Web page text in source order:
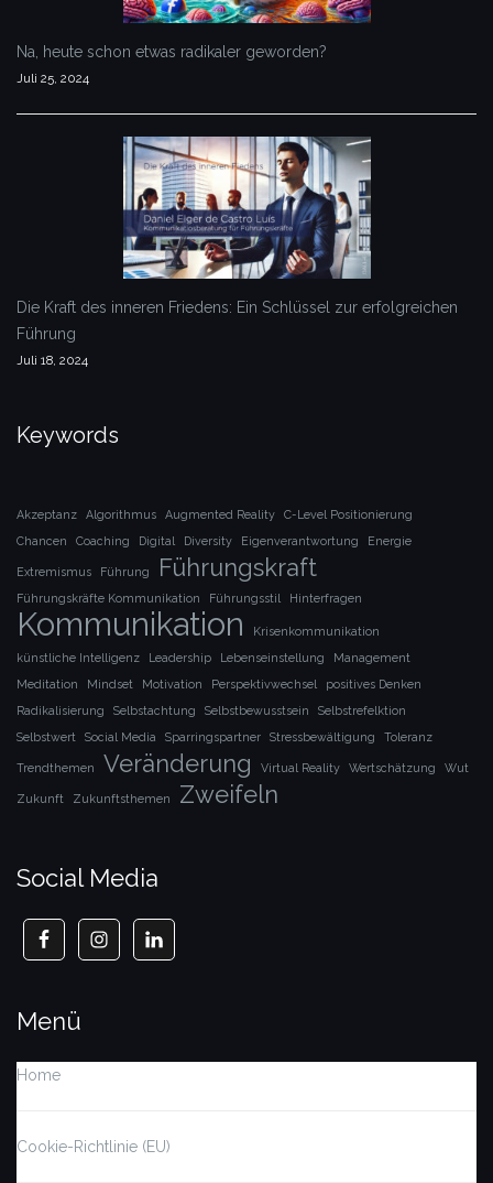
Na, heute schon etwas radikaler geworden?
Juli 25, 2024
Die Kraft des inneren Friedens: Ein Schlüssel zur erfolgreichen
Führung
Juli 18, 2024
Keywords
Akzeptanz Algorithmus Augmented Reality
C-Level Positionierung
Chancen
Coaching Digital Diversity Eigenverantwortung Energie
Extremismus Führung Führungskraft
Führungskräfte Kommunikation Führungsstil Hinterfragen
Kommunikation
Krisenkommunikation
künstliche Intelligenz
Leadership Lebenseinstellung
Management
Meditation
Mindset Motivation Perspektivwechsel
positives Denken
Radikalisierung
Selbstachtung Selbstbewusstsein
Selbstrefelktion
Selbstwert
Social Media Sparringspartner Stressbewältigung Toleranz
Trendthemen Veränderung Virtual Reality Wertschätzung Wut
Zukunft Zukunftsthemen Zweifeln
Social Media
Menü
Home
Cookie-Richtlinie (EU)